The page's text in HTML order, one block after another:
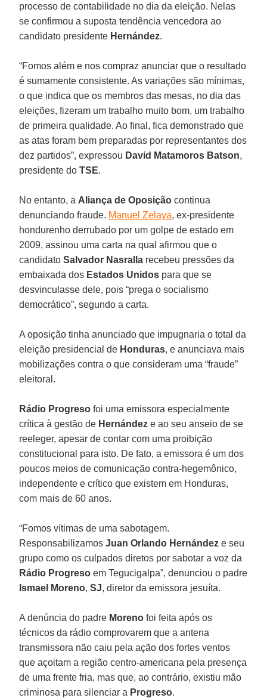
processo de contabilidade no dia da eleição. Nelas
se confirmou a suposta tendência vencedora ao
candidato presidente Hernández.
“Fomos além e nos compraz anunciar que o resultado
é sumamente consistente. As variações são mínimas,
o que indica que os membros das mesas, no dia das
eleições, fizeram um trabalho muito bom, um trabalho
de primeira qualidade. Ao final, fica demonstrado que
as atas foram bem preparadas por representantes dos
dez partidos”, expressou David Matamoros Batson,
presidente doTSE.
No entanto, a Aliança de Oposição continua
denunciando fraude. Manuel Zelaya, ex-presidente
hondurenho derrubado por um golpe de estado em
2009, assinou uma carta na qual afirmou que o
candidatoSalvador Nasralla recebeu pressões da
embaixada dos Estados Unidos para que se
desvinculasse dele, pois “prega o socialismo
democrático”, segundo a carta.
A oposição tinha anunciado que impugnaria o total da
eleição presidencial de Honduras, e anunciava mais
mobilizações contra o que consideram uma “fraude”
eleitoral.
Rádio Progreso foi uma emissora especialmente
crítica à gestão de Hernández e ao seu anseio de se
reeleger, apesar de contar com uma proibição
constitucional para isto. De fato, a emissora é um dos
poucos meios de comunicação contra-hegemônico,
independente e crítico que existem em Honduras,
com mais de 60 anos.
“Fomos vítimas de uma sabotagem.
ResponsabilizamosJuan Orlando Hernández e seu
grupo como os culpados diretos por sabotar a voz da
Rádio Progreso em Tegucigalpa”, denunciou o padre
Ismael Moreno,SJ, diretor da emissora jesuíta.
A denúncia do padre Moreno foi feita após os
técnicos da rádio comprovarem que a antena
transmissora não caiu pela ação dos fortes ventos
que açoitam a região centro-americana pela presença
de uma frente fria, mas que, ao contrário, existiu mão
criminosa para silenciar a Progreso.